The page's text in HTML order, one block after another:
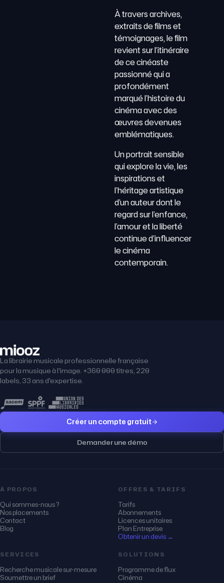
À travers archives,
extraits de films et
témoignages, le film
revient sur l’itinéraire
de ce cinéaste
passionné qui a
profondément
marqué l’histoire du
cinéma avec des
œuvres devenues
emblématiques.
Un portrait sensible
qui explore la vie, les
inspirations et
l’héritage artistique
d’un auteur dont le
regard sur l’enfance,
l’amour et la liberté
continue d’influencer
le cinéma
contemporain.
La librairie musicale professionnelle française
pour la musique à l'image. +360 000 titres, 220
labels, 33 ans d'expertise.
Créer un compte gratuit
Demander une démo
À PROPOS
Qui sommes-nous ?
Nos placements
Contact
Blog
OFFRES & TARIFS
Tarifs
Abonnements
Licences unitaires
Plan Entreprise
Obtenir un devis →
SERVICES
Recherche musicale sur-mesure
Soumettre un brief
SOLUTIONS
Programme de flux
Cinéma